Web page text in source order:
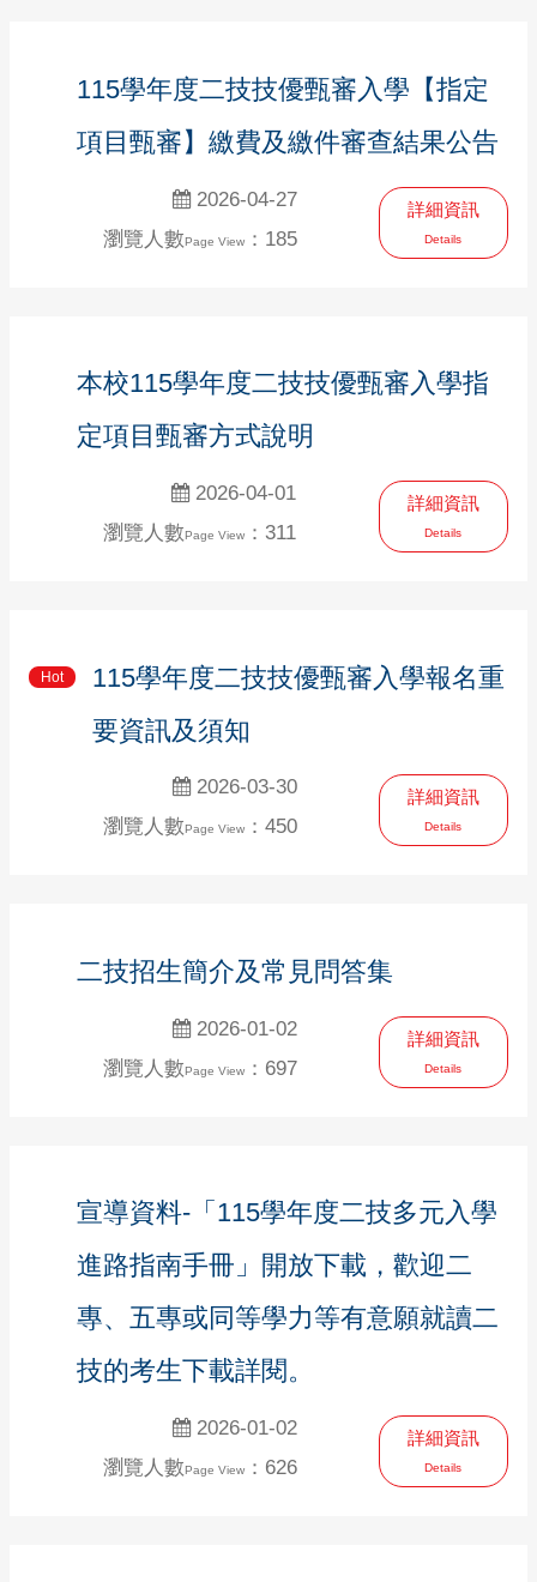
115學年度二技技優甄審入學【指定
項目甄審】繳費及繳件審查結果公告
2026-04-27
瀏覽人數Page View：185
詳細資訊
Details
本校115學年度二技技優甄審入學指
定項目甄審方式說明
2026-04-01
瀏覽人數Page View：311
詳細資訊
Details
Hot
115學年度二技技優甄審入學報名重
要資訊及須知
2026-03-30
瀏覽人數Page View：450
詳細資訊
Details
二技招生簡介及常見問答集
2026-01-02
瀏覽人數Page View：697
詳細資訊
Details
宣導資料-「115學年度二技多元入學
進路指南手冊」開放下載，歡迎二
專、五專或同等學力等有意願就讀二
技的考生下載詳閱。
2026-01-02
瀏覽人數Page View：626
詳細資訊
Details